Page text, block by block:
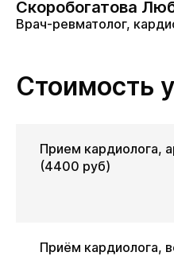
Скоробогатова
Врач-ревматолог,
Стоимость
Прием кардиолога,
(4400 руб)
Приём кардиолога,